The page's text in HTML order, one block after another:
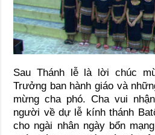
Sau Thánh lễ là lời chúc
Trưởng ban hành giáo và
mừng cha phó. Cha vui
người về dự lễ kính thánh
cho ngài nhân ngày bổn